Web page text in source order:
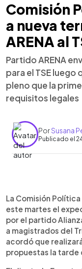
Comisión
a nueva
ARENA al
Partido ARENA
para el TSE luego
pleno que la
requisitos legales
PorSusana
Publicado el
► Escuchar
La Comisión
este martes el
por el partido
a magistrados del
acordó que
propuestas la